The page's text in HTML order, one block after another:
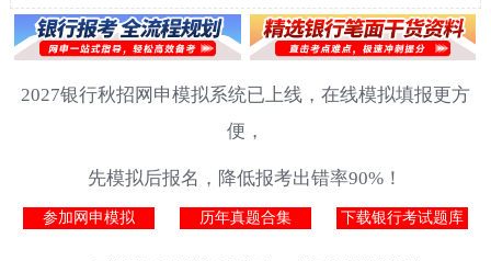
2027银行秋招网申模拟系统已上线，在线模拟填报更方
便，
先模拟后报名，降低报考出错率90%！
参加网申模拟 历年真题合集 下载银行考试题库